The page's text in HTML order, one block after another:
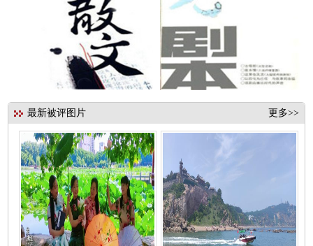
最新被评图片 更多>>